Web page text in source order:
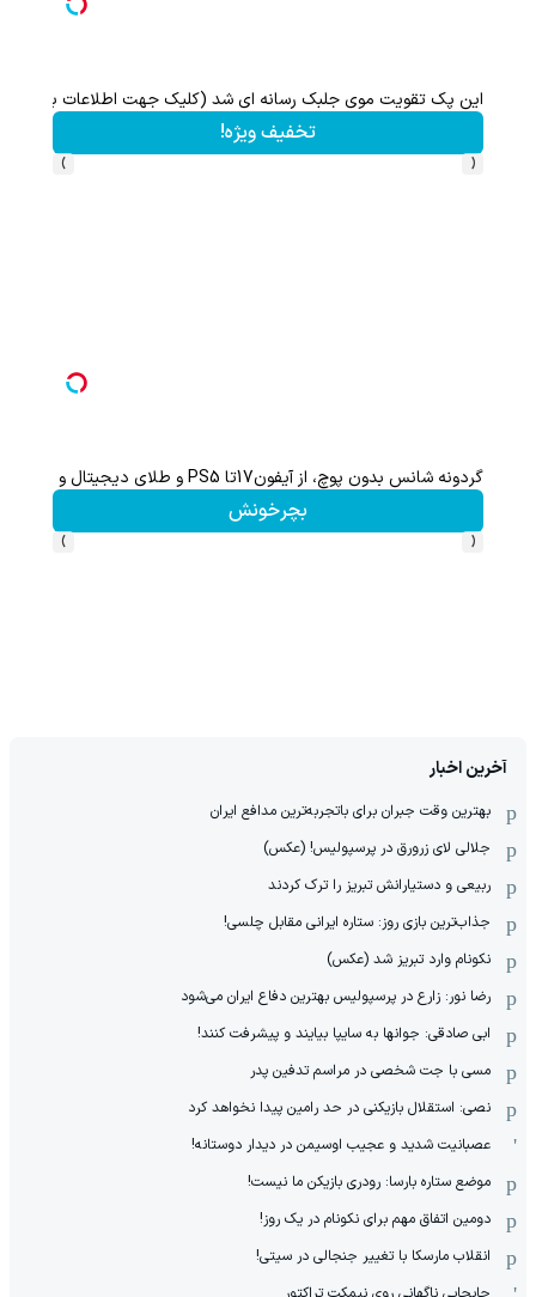
70% تخفیف ویژه جین وست + خرید در4 قسطه
مشاهده و خرید
‹
›
70% تخفیف ویژه جین وست + خرید در4 قسطه
مشاهده و خرید
‹
›
آخرین اخبار
بهترین وقت جبران برای باتجربه‌ترین مدافع ایران
جلالی لای زرورق در پرسپولیس! (عکس)
ربیعی و دستیارانش تبریز را ترک کردند
جذاب‌ترین بازی روز: ستاره ایرانی مقابل چلسی!
نکونام وارد تبریز شد (عکس)
رضا نور: زارع در پرسپولیس بهترین دفاع ایران می‌شود
ابی صادقی: جوانها به سایپا بیایند و پیشرفت کنند!
مسی با جت شخصی در مراسم تدفین پدر
نصی: استقلال بازیکنی در حد رامین پیدا نخواهد کرد
عصبانیت شدید و عجیب اوسیمن در دیدار دوستانه!
موضع ستاره بارسا: رودری بازیکن ما نیست!
دومین اتفاق مهم برای نکونام در یک روز!
انقلاب مارسکا با تغییر جنجالی در سیتی!